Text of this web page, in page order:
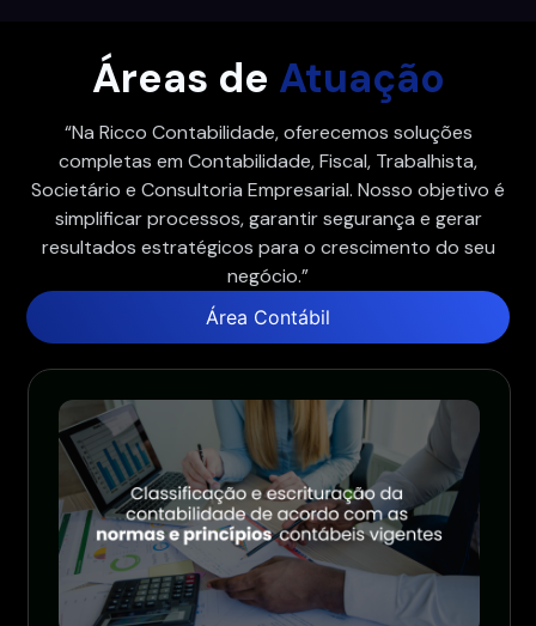
Áreas de Atuação
“Na Ricco Contabilidade, oferecemos soluções
completas em Contabilidade, Fiscal, Trabalhista,
Societário e Consultoria Empresarial. Nosso objetivo é
simplificar processos, garantir segurança e gerar
resultados estratégicos para o crescimento do seu
negócio.”
Área Contábil